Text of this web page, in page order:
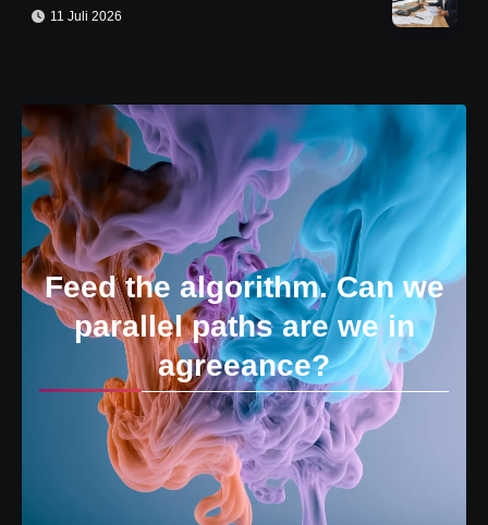
11 Juli 2026
Feed the algorithm. Can we
parallel paths are we in
agreeance?